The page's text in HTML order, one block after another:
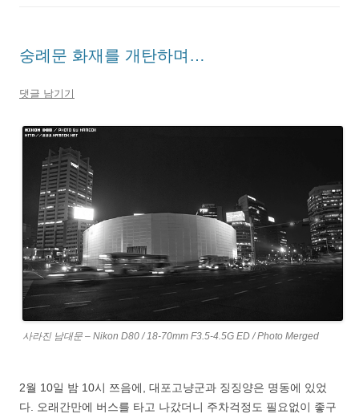
숭례문 화재를 개탄하며…
댓글 남기기
사라진 남대문 – Nikon D80 / 18-70mm F3.5-4.5G ED / Photo Merged
2월 10일 밤 10시 쯔음에, 대포고냥군과 징징양은 명동에 있었
다. 오래간만에 버스를 타고 나갔더니 주차걱정도 필요없이 좋구